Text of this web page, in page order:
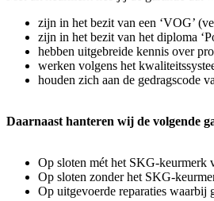
zijn in het bezit van een ‘VOG’
zijn in het bezit van het diploma
hebben uitgebreide kennis over
werken volgens het
houden zich aan de gedragscode
Daarnaast hanteren wij de volgende
Op sloten mét het SKG-keurmerk
Op sloten zonder het SKG-
Op uitgevoerde reparaties waarbij